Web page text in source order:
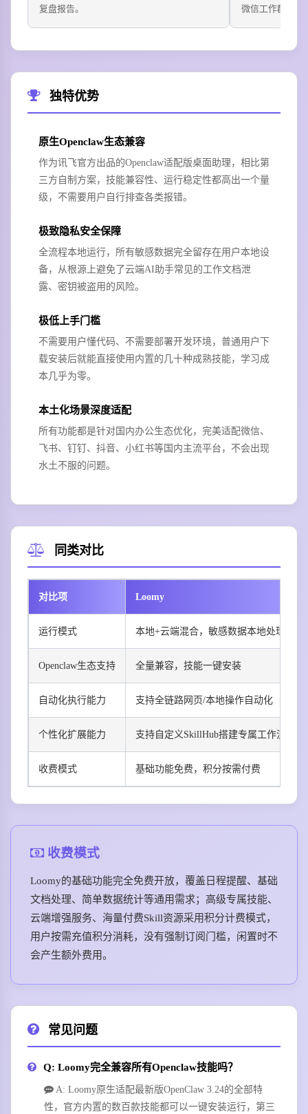
复盘报告。 微信工作群。
独特优势
原生Openclaw生态兼容
作为讯飞官方出品的Openclaw适配版桌面助理，相比第
三方自制方案，技能兼容性、运行稳定性都高出一个量
级，不需要用户自行排查各类报错。
极致隐私安全保障
全流程本地运行，所有敏感数据完全留存在用户本地设
备，从根源上避免了云端AI助手常见的工作文档泄
露、密钥被盗用的风险。
极低上手门槛
不需要用户懂代码、不需要部署开发环境，普通用户下
载安装后就能直接使用内置的几十种成熟技能，学习成
本几乎为零。
本土化场景深度适配
所有功能都是针对国内办公生态优化，完美适配微信、
飞书、钉钉、抖音、小红书等国内主流平台，不会出现
水土不服的问题。
同类对比
对比项 Loomy
运行模式 本地+云端混合，敏感数据本地处理
Openclaw生态支持 全量兼容，技能一键安装
自动化执行能力 支持全链路网页/本地操作自动化
个性化扩展能力 支持自定义SkillHub搭建专属工作流
收费模式 基础功能免费，积分按需付费
收费模式
Loomy的基础功能完全免费开放，覆盖日程提醒、基础
文档处理、简单数据统计等通用需求；高级专属技能、
云端增强服务、海量付费Skill资源采用积分计费模式，
用户按需充值积分消耗，没有强制订阅门槛，闲置时不
会产生额外费用。
常见问题
Q: Loomy完全兼容所有Openclaw技能吗？
A: Loomy原生适配最新版OpenClaw 3.24的全部特
性，官方内置的数百款技能都可以一键安装运行，第三